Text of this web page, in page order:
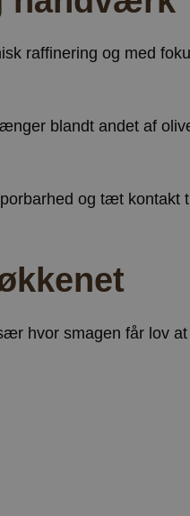
raffinering og med
blandt andet af
og tæt kontakt
hvor smagen får lov